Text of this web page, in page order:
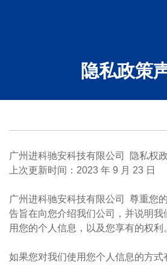
隐私政策
广州进科驰安科技有限公司 隐私权
上次更新时间​：2023 年 9 月 23 日
广州进科驰安科技有限公司 尊重您
告旨在向您介绍我们公司，并说明我
用您的个人信息，以及您享有的权利
如果您对我们使用您个人信息的方